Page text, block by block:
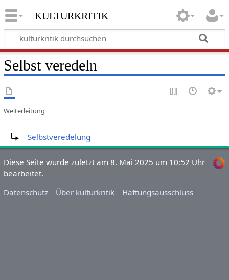
kulturkritik
Selbst veredeln
Weiterleitung
Selbstveredelung
Diese Seite wurde zuletzt am 8. Mai 2025 um 10:52 Uhr
bearbeitet.
Datenschutz
Über kulturkritik Haftungsausschluss